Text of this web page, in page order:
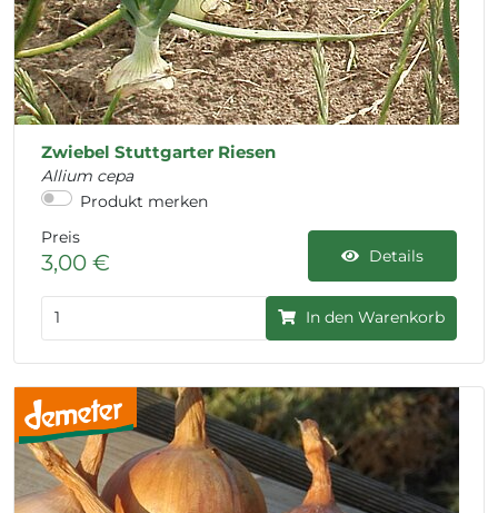
Zwiebel Stuttgarter Riesen
Allium cepa
Produkt merken
Preis
3,00 € Details
In den Warenkorb